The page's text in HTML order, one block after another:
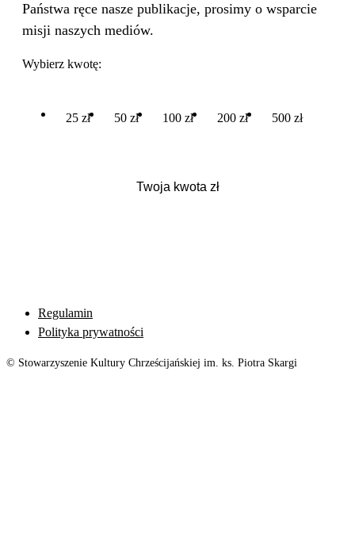
Państwa ręce nasze publikacje, prosimy o wsparcie
misji naszych mediów.
Wybierz kwotę:
25 zł 50 zł 100 zł 200 zł 500 zł
Regulamin
Polityka prywatności
© Stowarzyszenie Kultury Chrześcijańskiej im. ks. Piotra Skargi